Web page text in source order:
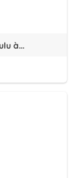
à...